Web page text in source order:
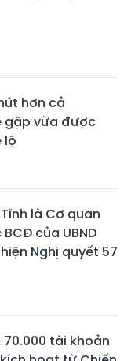
hơn cả
gập vừa được
lộ
là Cơ quan
của UBND
Nghị quyết 57
70.000 tài khoản